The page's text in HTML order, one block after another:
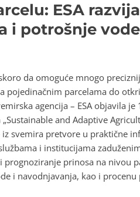
ESA
i potrošnje vode
da omoguće mnogo
pojedinačnim parcelama do
agencija – ESA objavila je
and Adaptive
svemira pretvore u praktične
i institucijama
prinosa na nivou
i navodnjavanja, kao i procenu